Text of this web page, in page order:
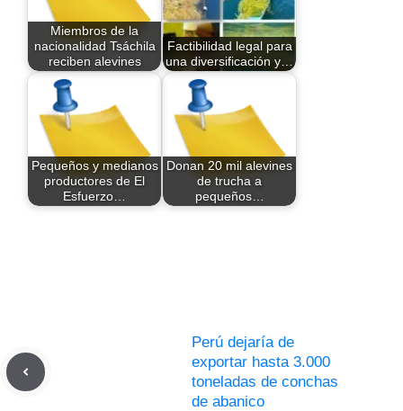
Miembros de la
nacionalidad Tsáchila
reciben alevines
Factibilidad legal para
una diversificación y…
Pequeños y medianos
productores de El
Esfuerzo…
Donan 20 mil alevines
de trucha a
pequeños…
Perú dejaría de
exportar hasta 3.000
toneladas de conchas
de abanico